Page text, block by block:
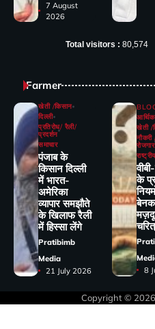
7 August
2026
Total visitors : 80,574
Farmer
खेती /किसान
दिल्ली
प्रतिरोध/ रैली/
प्रदर्शन
समाचार
पंजाब के
किसान दिल्ली
में भारत-
अमेरिका
व्यापार समझौते
के खिलाफ रैली
में हिस्सा लेंगे
Pratibimb
Media
21 July 2026
आर्थिक
खेती /
रोजगार
राष्ट्रीय
के
8
Copyright © 2026